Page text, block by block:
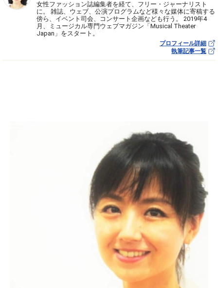
女性ファッション誌編集者を経て、フリー・ジャーナリスト
に。 雑誌、ウェブ、公演プログラムなど様々な媒体に寄稿する
傍ら、イベント司会、コンサート企画なども行う。 2019年4
月、ミュージカル専門ウェブマガジン「Musical Theater
Japan」をスタート。
プロフィール詳細
執筆記事一覧